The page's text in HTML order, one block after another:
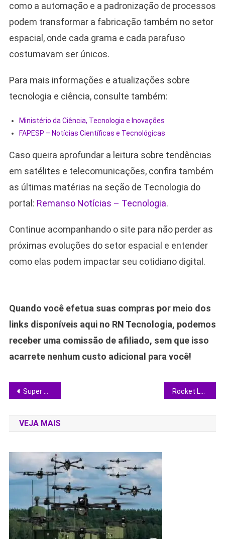
como a automação e a padronização de processos
podem transformar a fabricação também no setor
espacial, onde cada grama e cada parafuso
costumavam ser únicos.
Para mais informações e atualizações sobre
tecnologia e ciência, consulte também:
Ministério da Ciência, Tecnologia e Inovações
FAPESP – Notícias Científicas e Tecnológicas
Caso queira aprofundar a leitura sobre tendências
em satélites e telecomunicações, confira também
as últimas matérias na seção de Tecnologia do
portal: Remanso Notícias – Tecnologia.
Continue acompanhando o site para não perder as
próximas evoluções do setor espacial e entender
como elas podem impactar seu cotidiano digital.
Quando você efetua suas compras por meio dos
links disponíveis aqui no RN Tecnologia, podemos
receber uma comissão de afiliado, sem que isso
acarrete nenhum custo adicional para você!
Navegação
de
Post
Super Mario Galaxy: trailer apresenta Rosalina de Brie Larson e confirma estreia para 2026 Rocket Lab adia estreia do foguete reutilizável Neutron para 2026
VEJA MAIS